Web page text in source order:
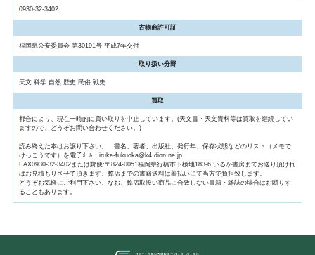
0930-32-3402
古物商許可証
福岡県公安委員会 第30191号 平成7年交付
取り扱い分野
天文 科学 自然 歴史 民俗 戦史
買取
都合により、現在一時的に買い取りを中止しています。(天文書・天文資料等は買取を継続してい
ますので、どうぞお問い合わせください。)
読み終えた本はお譲り下さい。 書名、著者、出版社、発行年、保存状態などのリスト（メモで
けっこうです）を電子ﾒｰﾙ：iruka-fukuoka@k4.dion.ne.jp
FAX0930-32-3402または郵便:〒824-0051福岡県行橋市下検地183-6 いるか書房までお送り頂けれ
ばお見積もりさせて頂きます。弊店までの書籍送料は着払いにて当方で負担致します。
どうぞお気軽にご利用下さい。なお、弊店取扱い商品に合致しない書籍・雑誌の場合はお断りす
ることもあります。